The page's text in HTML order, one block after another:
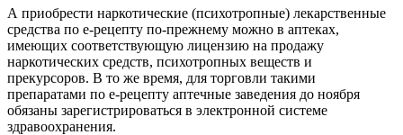
А приобрести наркотические (психотропные) лекарственные
средства по е-рецепту по-прежнему можно в аптеках,
имеющих соответствующую лицензию на продажу
наркотических средств, психотропных веществ и
прекурсоров. В то же время, для торговли такими
препаратами по е-рецепту аптечные заведения до ноября
обязаны зарегистрироваться в электронной системе
здравоохранения.